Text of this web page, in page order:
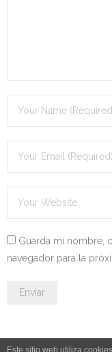
Guarda mi nombre,
navegador para la
Este sitio web utiliza